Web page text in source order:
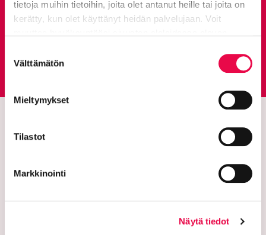
tietoja muihin tietoihin, joita olet antanut heille tai joita on
kerätty, kun olet käyttänyt heidän palvelujaan. Voit
valinta
Välttämätön
Mieltymykset
Tilastot
Markkinointi
Näytä tiedot
Anna palautetta
Siirtyy ulkoiselle